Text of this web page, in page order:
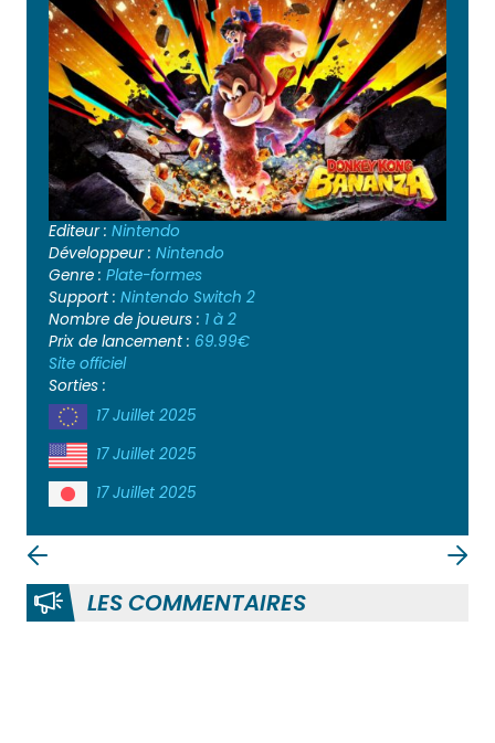
Editeur : Nintendo
Développeur : Nintendo
Genre : Plate-formes
Support : Nintendo Switch 2
Nombre de joueurs : 1 à 2
Prix de lancement : 69.99€
Site officiel
Sorties :
17 Juillet 2025
17 Juillet 2025
17 Juillet 2025
LES COMMENTAIRES